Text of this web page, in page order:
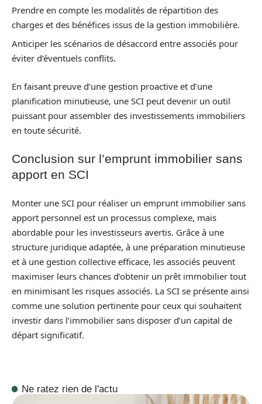
Prendre en compte les modalités de répartition des
charges et des bénéfices issus de la gestion immobilière.
Anticiper les scénarios de désaccord entre associés pour
éviter d’éventuels conflits.
En faisant preuve d’une gestion proactive et d’une
planification minutieuse, une SCI peut devenir un outil
puissant pour assembler des investissements immobiliers
en toute sécurité.
Conclusion sur l’emprunt immobilier sans
apport en SCI
Monter une SCI pour réaliser un emprunt immobilier sans
apport personnel est un processus complexe, mais
abordable pour les investisseurs avertis. Grâce à une
structure juridique adaptée, à une préparation minutieuse
et à une gestion collective efficace, les associés peuvent
maximiser leurs chances d’obtenir un prêt immobilier tout
en minimisant les risques associés. La SCI se présente ainsi
comme une solution pertinente pour ceux qui souhaitent
investir dans l’immobilier sans disposer d’un capital de
départ significatif.
Ne ratez rien de l'actu